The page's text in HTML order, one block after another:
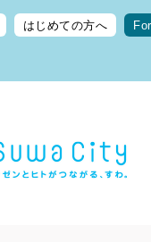
はじめての方へ